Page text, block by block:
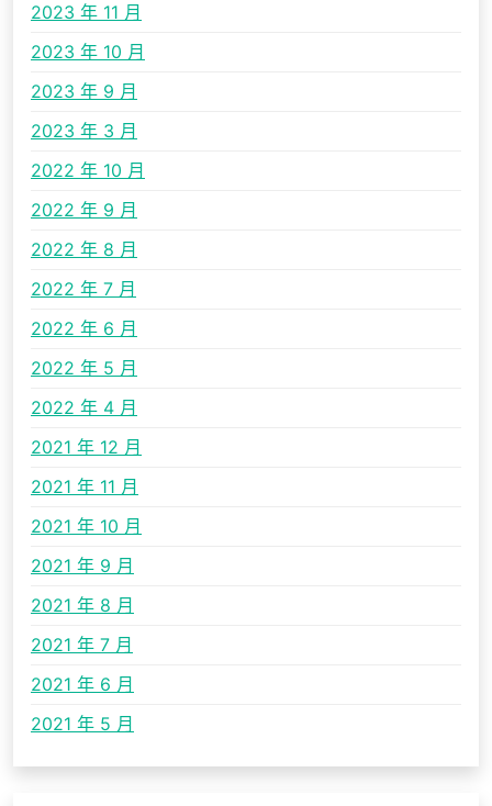
2023 年 11 月
2023 年 10 月
2023 年 9 月
2023 年 3 月
2022 年 10 月
2022 年 9 月
2022 年 8 月
2022 年 7 月
2022 年 6 月
2022 年 5 月
2022 年 4 月
2021 年 12 月
2021 年 11 月
2021 年 10 月
2021 年 9 月
2021 年 8 月
2021 年 7 月
2021 年 6 月
2021 年 5 月